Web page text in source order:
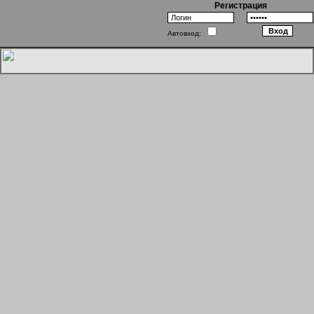
Регистрация
Автовход:
Однажды в Голливуде